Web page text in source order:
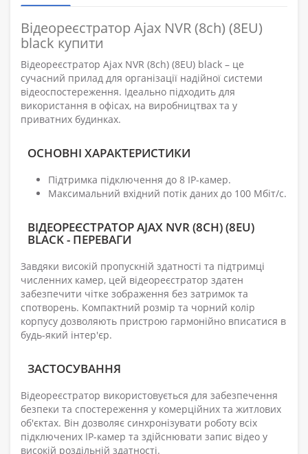
Відеореєстратор Ajax NVR (8ch) (8EU)
black купити
Відеореєстратор Ajax NVR (8ch) (8EU) black – це
сучасний прилад для організації надійної системи
відеоспостереження. Ідеально підходить для
використання в офісах, на виробництвах та у
приватних будинках.
ОСНОВНІ ХАРАКТЕРИСТИКИ
Підтримка підключення до 8 IP-камер.
Максимальний вхідний потік даних до 100 Мбіт/с.
ВІДЕОРЕЄСТРАТОР AJAX NVR (8CH) (8EU)
BLACK - ПЕРЕВАГИ
Завдяки високій пропускній здатності та підтримці
численних камер, цей відеореєстратор здатен
забезпечити чітке зображення без затримок та
спотворень. Компактний розмір та чорний колір
корпусу дозволяють пристрою гармонійно вписатися в
будь-який інтер'єр.
ЗАСТОСУВАННЯ
Відеореєстратор використовується для забезпечення
безпеки та спостереження у комерційних та житлових
об'єктах. Він дозволяє синхронізувати роботу всіх
підключених IP-камер та здійснювати запис відео у
високій роздільній здатності.